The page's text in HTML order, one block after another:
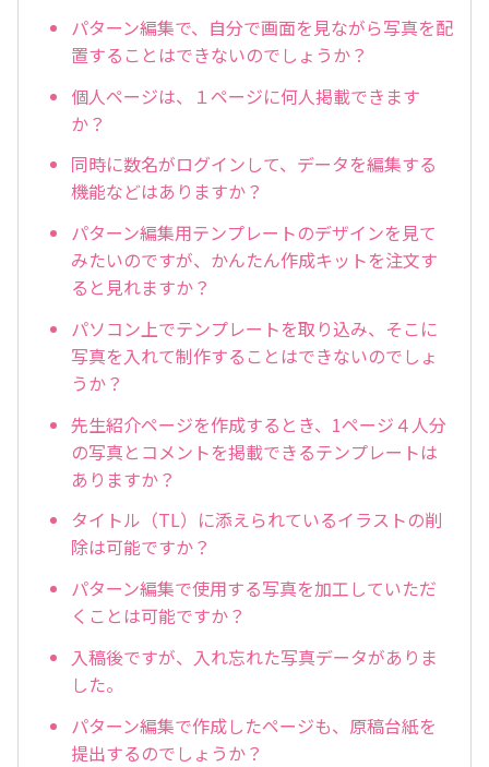
パターン編集で、自分で画面を見ながら写真を配
置することはできないのでしょうか？
個人ページは、１ページに何人掲載できます
か？
同時に数名がログインして、データを編集する
機能などはありますか？
パターン編集用テンプレートのデザインを見て
みたいのですが、かんたん作成キットを注文す
ると見れますか？
パソコン上でテンプレートを取り込み、そこに
写真を入れて制作することはできないのでしょ
うか？
先生紹介ページを作成するとき、1ページ４人分
の写真とコメントを掲載できるテンプレートは
ありますか？
タイトル（TL）に添えられているイラストの削
除は可能ですか？
パターン編集で使用する写真を加工していただ
くことは可能ですか？
入稿後ですが、入れ忘れた写真データがありま
した。
パターン編集で作成したページも、原稿台紙を
提出するのでしょうか？